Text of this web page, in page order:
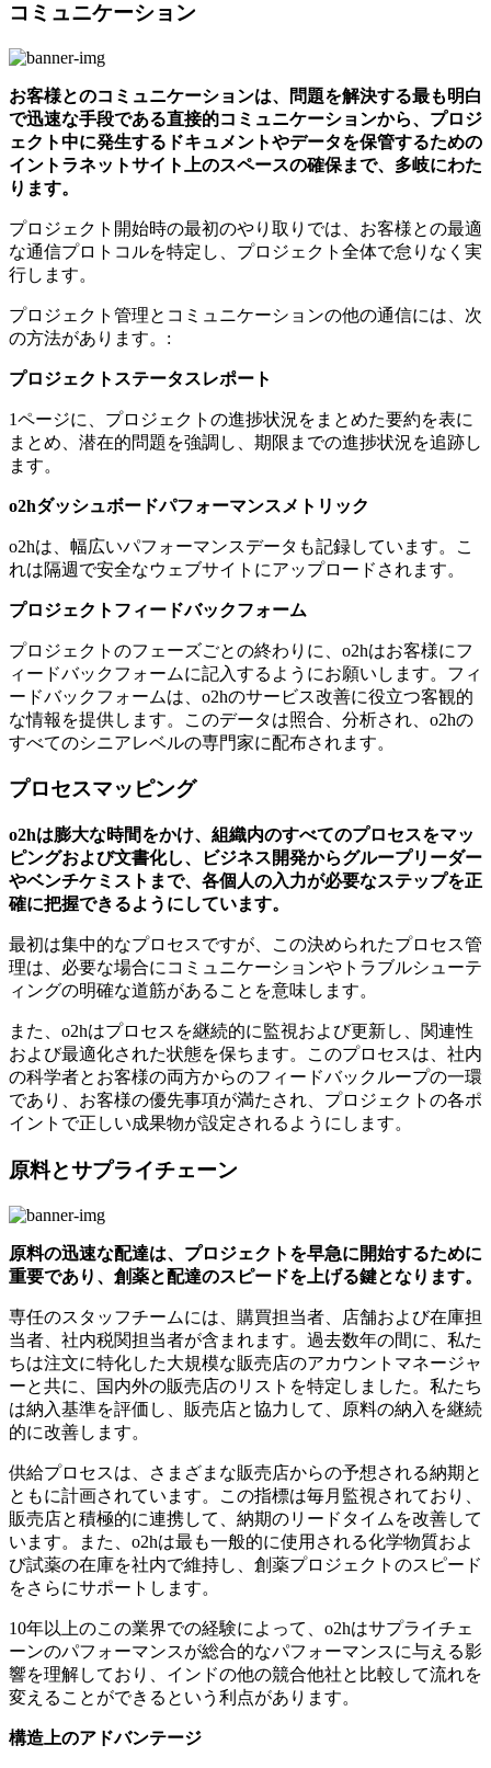
コミュニケーション
お客様とのコミュニケーションは、問題を解決する最も明白
で迅速な手段である直接的コミュニケーションから、プロジ
ェクト中に発生するドキュメントやデータを保管するための
イントラネットサイト上のスペースの確保まで、多岐にわた
ります。
プロジェクト開始時の最初のやり取りでは、お客様との最適
な通信プロトコルを特定し、プロジェクト全体で怠りなく実
行します。
プロジェクト管理とコミュニケーションの他の通信には、次
の方法があります。:
プロジェクトステータスレポート
1ページに、プロジェクトの進捗状況をまとめた要約を表に
まとめ、潜在的問題を強調し、期限までの進捗状況を追跡し
ます。
o2hダッシュボードパフォーマンスメトリック
o2hは、幅広いパフォーマンスデータも記録しています。こ
れは隔週で安全なウェブサイトにアップロードされます。
プロジェクトフィードバックフォーム
プロジェクトのフェーズごとの終わりに、o2hはお客様にフ
ィードバックフォームに記入するようにお願いします。フィ
ードバックフォームは、o2hのサービス改善に役立つ客観的
な情報を提供します。このデータは照合、分析され、o2hの
すべてのシニアレベルの専門家に配布されます。
プロセスマッピング
o2hは膨大な時間をかけ、組織内のすべてのプロセスをマッ
ピングおよび文書化し、ビジネス開発からグループリーダー
やベンチケミストまで、各個人の入力が必要なステップを正
確に把握できるようにしています。
最初は集中的なプロセスですが、この決められたプロセス管
理は、必要な場合にコミュニケーションやトラブルシューテ
ィングの明確な道筋があることを意味します。
また、o2hはプロセスを継続的に監視および更新し、関連性
および最適化された状態を保ちます。このプロセスは、社内
の科学者とお客様の両方からのフィードバックループの一環
であり、お客様の優先事項が満たされ、プロジェクトの各ポ
イントで正しい成果物が設定されるようにします。
原料とサプライチェーン
原料の迅速な配達は、プロジェクトを早急に開始するために
重要であり、創薬と配達のスピードを上げる鍵となります。
専任のスタッフチームには、購買担当者、店舗および在庫担
当者、社内税関担当者が含まれます。過去数年の間に、私た
ちは注文に特化した大規模な販売店のアカウントマネージャ
ーと共に、国内外の販売店のリストを特定しました。私たち
は納入基準を評価し、販売店と協力して、原料の納入を継続
的に改善します。
供給プロセスは、さまざまな販売店からの予想される納期と
ともに計画されています。この指標は毎月監視されており、
販売店と積極的に連携して、納期のリードタイムを改善して
います。また、o2hは最も一般的に使用される化学物質およ
び試薬の在庫を社内で維持し、創薬プロジェクトのスピード
をさらにサポートします。
10年以上のこの業界での経験によって、o2hはサプライチェ
ーンのパフォーマンスが総合的なパフォーマンスに与える影
響を理解しており、インドの他の競合他社と比較して流れを
変えることができるという利点があります。
構造上のアドバンテージ